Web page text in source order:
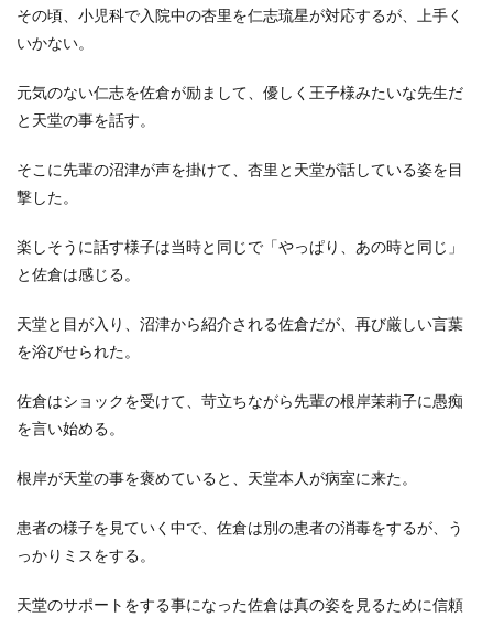
その頃、小児科で入院中の杏里を仁志琉星が対応するが、上手く
いかない。
元気のない仁志を佐倉が励まして、優しく王子様みたいな先生だ
と天堂の事を話す。
そこに先輩の沼津が声を掛けて、杏里と天堂が話している姿を目
撃した。
楽しそうに話す様子は当時と同じで「やっぱり、あの時と同じ」
と佐倉は感じる。
天堂と目が入り、沼津から紹介される佐倉だが、再び厳しい言葉
を浴びせられた。
佐倉はショックを受けて、苛立ちながら先輩の根岸茉莉子に愚痴
を言い始める。
根岸が天堂の事を褒めていると、天堂本人が病室に来た。
患者の様子を見ていく中で、佐倉は別の患者の消毒をするが、う
っかりミスをする。
天堂のサポートをする事になった佐倉は真の姿を見るために信頼